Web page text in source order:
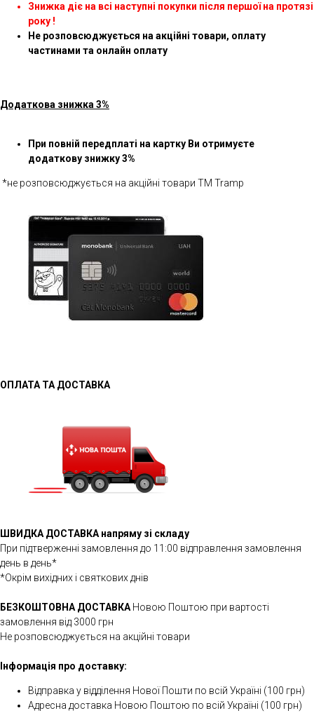
Знижка діє на всі наступні покупки після першої на протязі
року !
Не розповсюджується на акційні товари, оплату
частинами та онлайн оплату
Додаткова знижка 3%
При повній передплаті на картку Ви отримуєте
додаткову знижку 3%
*не розповсюджується на акційні товари ТМ Tramp
ОПЛАТА ТА ДОСТАВКА
ШВИДКА ДОСТАВКА напряму зі складу
При підтверженні замовлення до 11:00 відправлення замовлення
день в день*
*Окрім вихідних і святкових днів
БЕЗКОШТОВНА ДОСТАВКАНовою Поштою при вартості
замовлення від 3000 грн
Не розповсюджується на акційні товари
Інформація про доставку:
Відправка у відділення Нової Пошти по всій Україні (100 грн)
Адресна доставка Новою Поштою по всій Україні (100 грн)